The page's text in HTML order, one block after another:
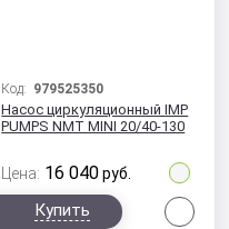
Код: 979525350
Насос циркуляционный IMP
PUMPS NMT MINI 20/40-130
Цена: 16 040 руб.
Купить